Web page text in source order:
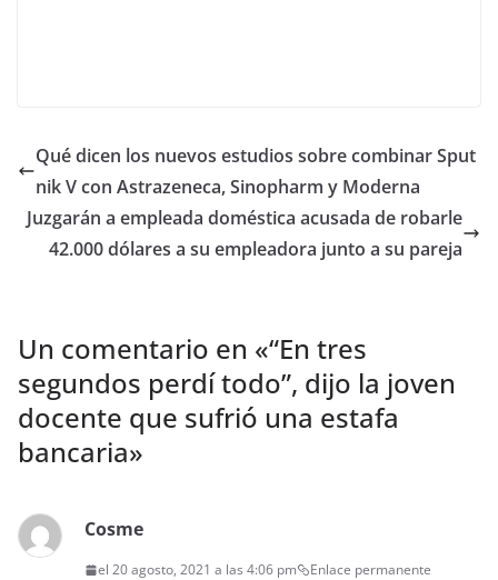
Qué dicen los nuevos estudios sobre combinar Sput
nik V con Astrazeneca, Sinopharm y Moderna
Juzgarán a empleada doméstica acusada de robarle
42.000 dólares a su empleadora junto a su pareja
Un comentario en «“En tres
segundos perdí todo”, dijo la joven
docente que sufrió una estafa
bancaria»
Cosme
el 20 agosto, 2021 a las 4:06 pm Enlace permanente